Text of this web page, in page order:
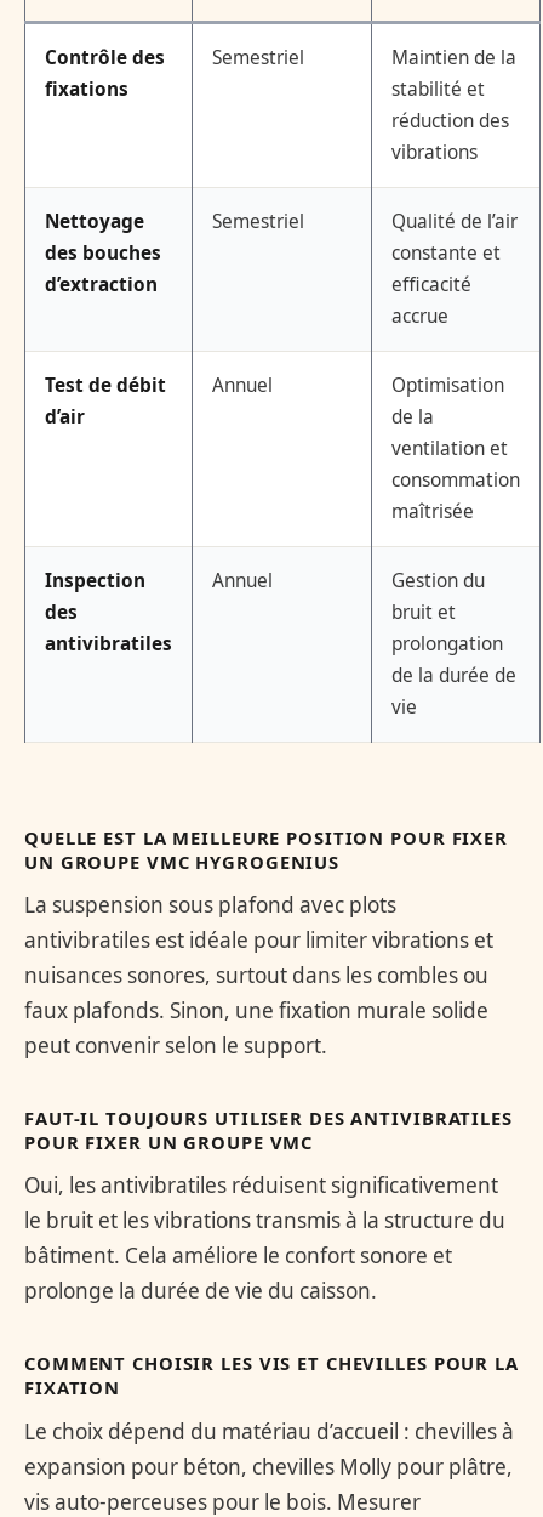
Contrôle des
fixations
Semestriel
Maintien de la
stabilité et
réduction des
vibrations
Nettoyage
des bouches
d’extraction
Semestriel
Qualité de l’air
constante et
efficacité
accrue
Test de débit
d’air
Annuel
Optimisation
de la
ventilation et
consommation
maîtrisée
Inspection
des
antivibratiles
Annuel
Gestion du
bruit et
prolongation
de la durée de
vie
QUELLE EST LA MEILLEURE POSITION POUR FIXER
UN GROUPE VMC HYGROGENIUS
La suspension sous plafond avec plots
antivibratiles est idéale pour limiter vibrations et
nuisances sonores, surtout dans les combles ou
faux plafonds. Sinon, une fixation murale solide
peut convenir selon le support.
FAUT-IL TOUJOURS UTILISER DES ANTIVIBRATILES
POUR FIXER UN GROUPE VMC
Oui, les antivibratiles réduisent significativement
le bruit et les vibrations transmis à la structure du
bâtiment. Cela améliore le confort sonore et
prolonge la durée de vie du caisson.
COMMENT CHOISIR LES VIS ET CHEVILLES POUR LA
FIXATION
Le choix dépend du matériau d’accueil : chevilles à
expansion pour béton, chevilles Molly pour plâtre,
vis auto-perceuses pour le bois. Mesurer